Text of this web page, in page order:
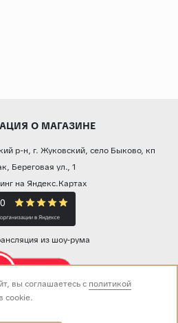
О МАГАЗИНЕ
р-н, г. Жуковский, село Быково, кп
Береговая ул., 1
на Яндекс.Картах
из шоу-рума
нам:
вы соглашаетесь с политикой
cookie.